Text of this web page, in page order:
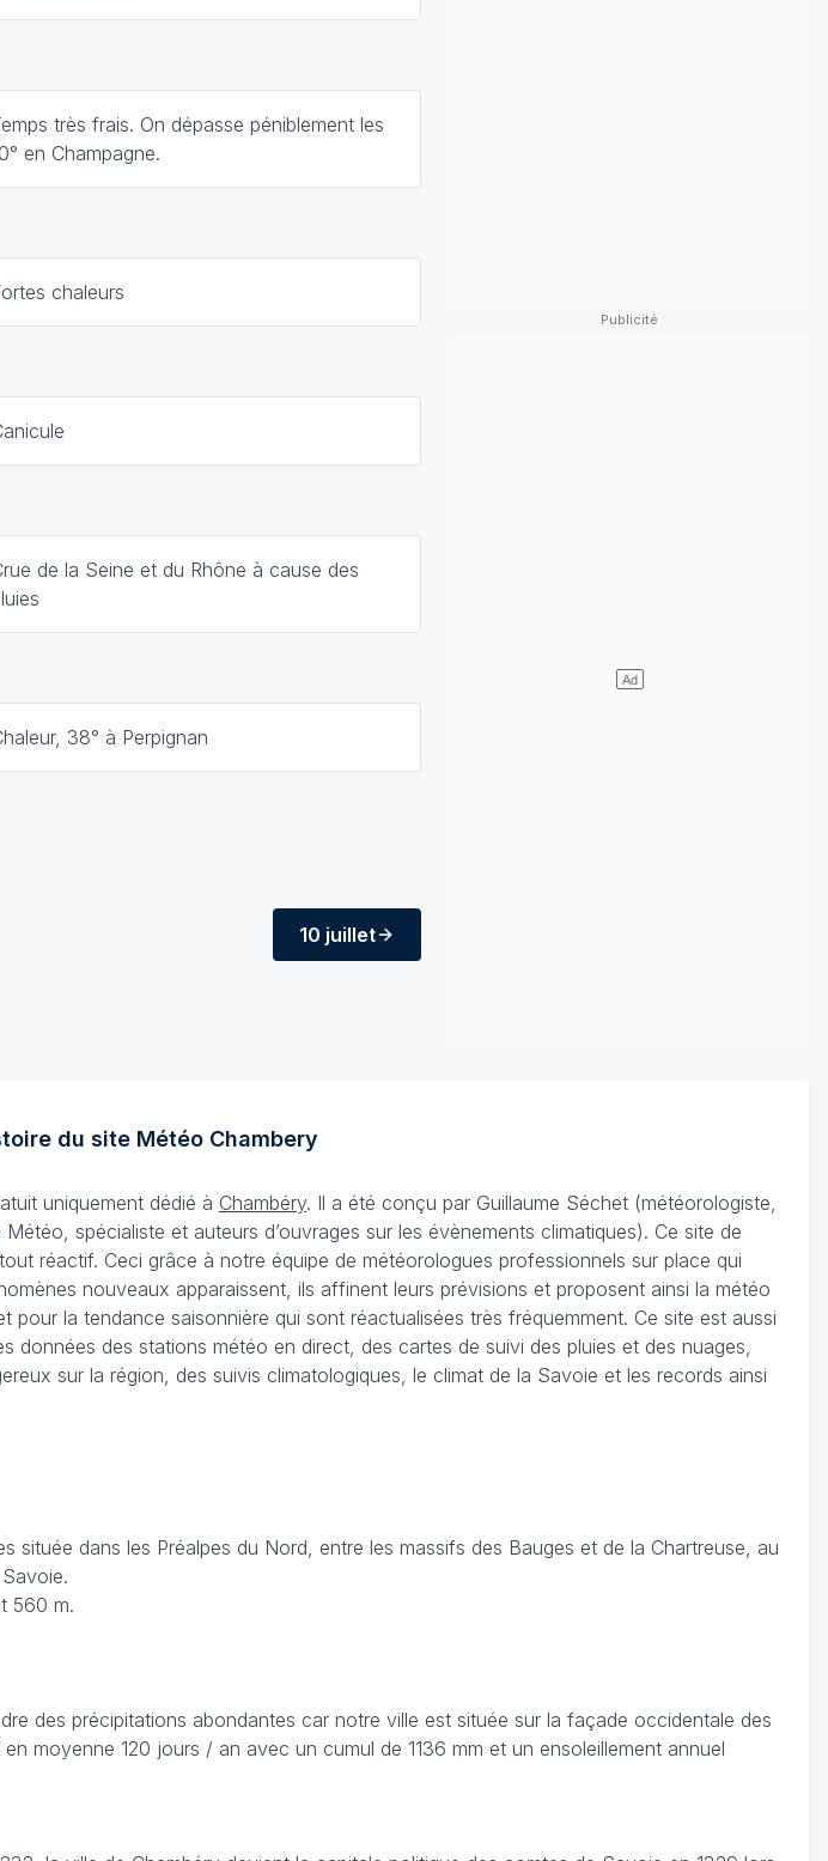
très frais. On dépasse péniblement les
en Champagne.
chaleurs
de la Seine et du Rhône à cause des
38° à Perpignan
10 juillet
du site Météo Chambery
uniquement dédié à Chambéry. Il a été conçu par Guillaume Séchet (météorologiste,
spécialiste et auteurs d’ouvrages sur les évènements climatiques). Ce site de
réactif. Ceci grâce à notre équipe de météorologues professionnels sur place qui
nouveaux apparaissent, ils affinent leurs prévisions et proposent ainsi la météo
pour la tendance saisonnière qui sont réactualisées très fréquemment. Ce site est aussi
des stations météo en direct, des cartes de suivi des pluies et des nuages,
sur la région, des suivis climatologiques, le climat de la Savoie et les records ainsi
située dans les Préalpes du Nord, entre les massifs des Bauges et de la Chartreuse, au
560 m.
des précipitations abondantes car notre ville est située sur la façade occidentale des
moyenne 120 jours / an avec un cumul de 1136 mm et un ensoleillement annuel